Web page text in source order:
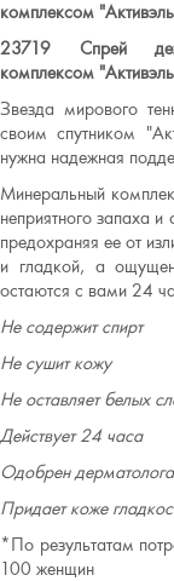
комплексом
23719 Спрей
комплексом
Звезда мирового
своим спутником
нужна надежная
Минеральный
неприятного запаха
предохраняя ее от
и гладкой, а
остаются с вами 24
Не содержит спирт
Не сушит кожу
Не оставляет белых
Действует 24 часа
Одобрен
Придает коже
*По результатам
100 женщин